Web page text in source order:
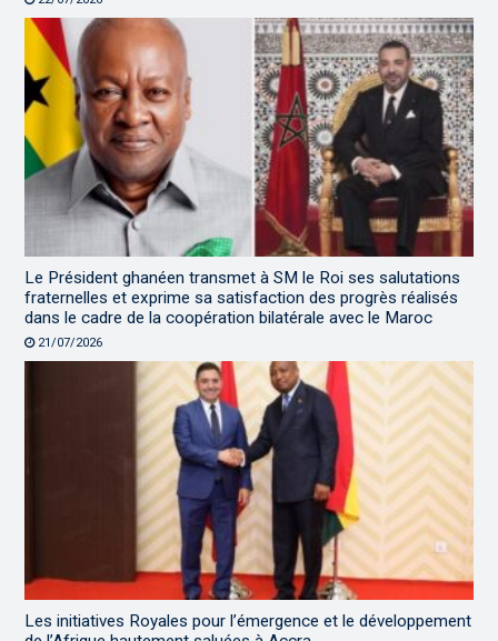
Le Président ghanéen transmet à SM le Roi ses salutations
fraternelles et exprime sa satisfaction des progrès réalisés
dans le cadre de la coopération bilatérale avec le Maroc
21/07/2026
Les initiatives Royales pour l’émergence et le développement